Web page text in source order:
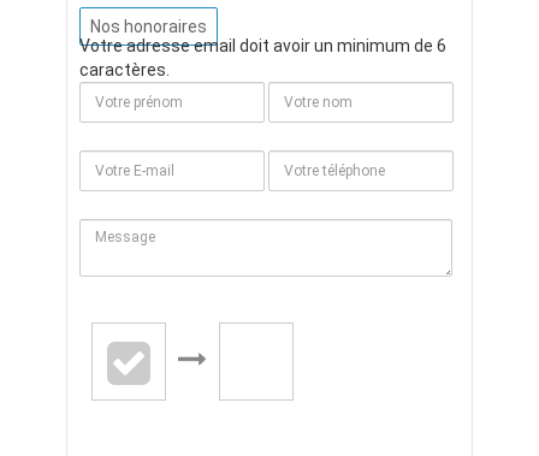
Nos honoraires
Votre adresse email doit avoir un minimum de 6
caractères.